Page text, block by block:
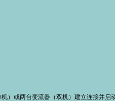
）或两台变流器（双机）建立连接并启